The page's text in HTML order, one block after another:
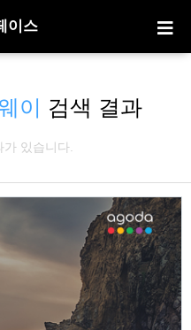
이스
이 검색 결과
있습니다.